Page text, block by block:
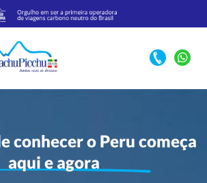
conhecer o Peru começa
aqui e agora